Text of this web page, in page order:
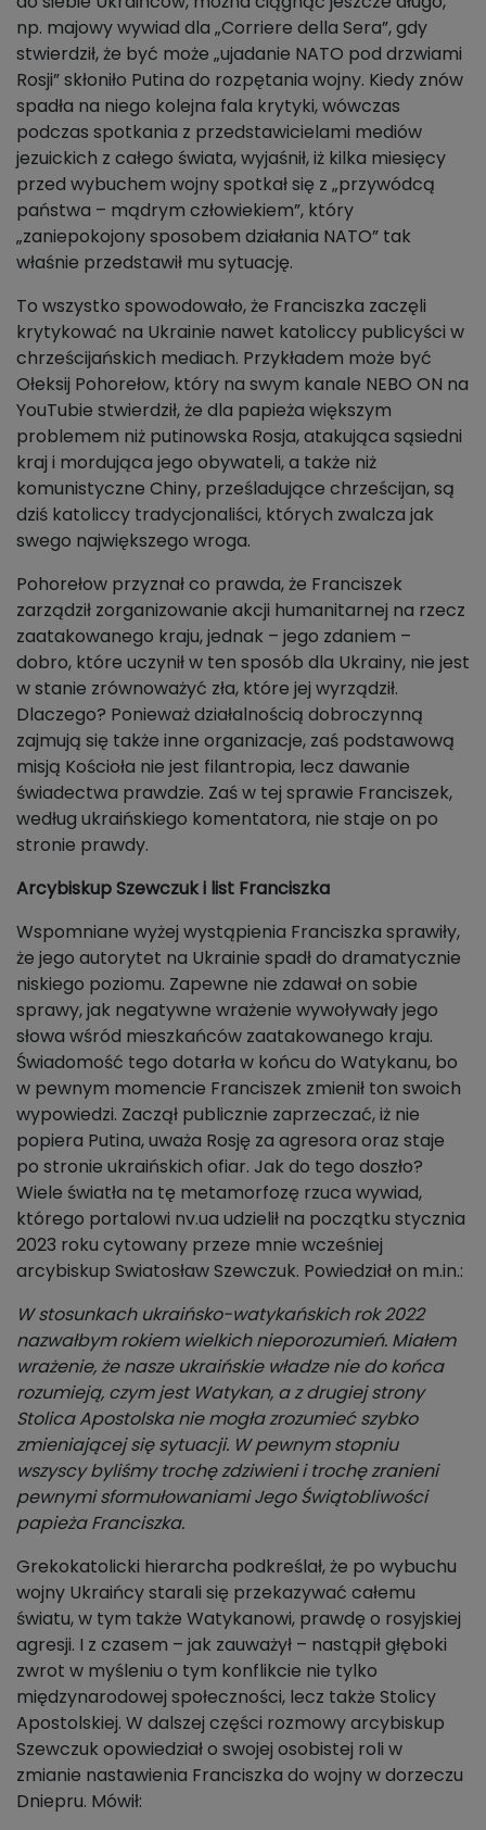
np. majowy wywiad dla „Corriere della Sera”, gdy
stwierdził, że być może „ujadanie NATO pod drzwiami
Rosji” skłoniło Putina do rozpętania wojny. Kiedy znów
spadła na niego kolejna fala krytyki, wówczas
podczas spotkania z przedstawicielami mediów
jezuickich z całego świata, wyjaśnił, iż kilka miesięcy
przed wybuchem wojny spotkał się z „przywódcą
państwa – mądrym człowiekiem”, który
„zaniepokojony sposobem działania NATO” tak
właśnie przedstawił mu sytuację.
To wszystko spowodowało, że Franciszka zaczęli
krytykować na Ukrainie nawet katoliccy publicyści w
chrześcijańskich mediach. Przykładem może być
Ołeksij Pohorełow, który na swym kanale NEBO ON na
YouTubie stwierdził, że dla papieża większym
problemem niż putinowska Rosja, atakująca sąsiedni
kraj i mordująca jego obywateli, a także niż
komunistyczne Chiny, prześladujące chrześcijan, są
dziś katoliccy tradycjonaliści, których zwalcza jak
swego największego wroga.
Pohorełow przyznał co prawda, że Franciszek
zarządził zorganizowanie akcji humanitarnej na rzecz
zaatakowanego kraju, jednak – jego zdaniem –
dobro, które uczynił w ten sposób dla Ukrainy, nie jest
w stanie zrównoważyć zła, które jej wyrządził.
Dlaczego? Ponieważ działalnością dobroczynną
zajmują się także inne organizacje, zaś podstawową
misją Kościoła nie jest filantropia, lecz dawanie
świadectwa prawdzie. Zaś w tej sprawie Franciszek,
według ukraińskiego komentatora, nie staje on po
stronie prawdy.
Arcybiskup Szewczuk i list Franciszka
Wspomniane wyżej wystąpienia Franciszka sprawiły,
że jego autorytet na Ukrainie spadł do dramatycznie
niskiego poziomu. Zapewne nie zdawał on sobie
sprawy, jak negatywne wrażenie wywoływały jego
słowa wśród mieszkańców zaatakowanego kraju.
Świadomość tego dotarła w końcu do Watykanu, bo
w pewnym momencie Franciszek zmienił ton swoich
wypowiedzi. Zaczął publicznie zaprzeczać, iż nie
popiera Putina, uważa Rosję za agresora oraz staje
po stronie ukraińskich ofiar. Jak do tego doszło?
Wiele światła na tę metamorfozę rzuca wywiad,
którego portalowi nv.ua udzielił na początku stycznia
2023 roku cytowany przeze mnie wcześniej
arcybiskup Swiatosław Szewczuk. Powiedział on m.in.:
W stosunkach ukraińsko-watykańskich rok 2022
nazwałbym rokiem wielkich nieporozumień. Miałem
wrażenie, że nasze ukraińskie władze nie do końca
rozumieją, czym jest Watykan, a z drugiej strony
Stolica Apostolska nie mogła zrozumieć szybko
zmieniającej się sytuacji. W pewnym stopniu
wszyscy byliśmy trochę zdziwieni i trochę zranieni
pewnymi sformułowaniami Jego Świątobliwości
papieża Franciszka.
Grekokatolicki hierarcha podkreślał, że po wybuchu
wojny Ukraińcy starali się przekazywać całemu
światu, w tym także Watykanowi, prawdę o rosyjskiej
agresji. I z czasem – jak zauważył – nastąpił głęboki
zwrot w myśleniu o tym konflikcie nie tylko
międzynarodowej społeczności, lecz także Stolicy
Apostolskiej. W dalszej części rozmowy arcybiskup
Szewczuk opowiedział o swojej osobistej roli w
zmianie nastawienia Franciszka do wojny w dorzeczu
Dniepru. Mówił: